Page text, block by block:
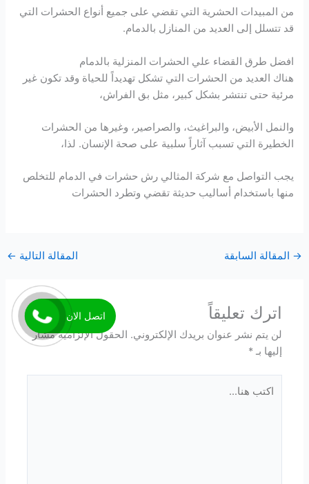
من المبيدات الحشرية التي تقضي على جميع أنواع الحشرات التي
قد تتسلل إلى العديد من المنازل بالدمام.
افضل طرق القضاء علي الحشرات المنزلية بالدمام
هناك العديد من الحشرات التي تشكل تهديداً للحياة وقد تكون غير
مرئية حتى تنتشر بشكل كبير، مثل بق الفراش،
والنمل الأبيض، والبراغيث، والصراصير، وغيرها من الحشرات
الخطيرة التي تسبب آثاراً سلبية على صحة الإنسان. لذا،
يجب التواصل مع شركة المثالي رش حشرات في الدمام للتخلص
منها باستخدام أساليب حديثة تقضي وتطرد الحشرات
→ المقالة السابقة المقالة التالية ←
اترك تعليقاً
لن يتم نشر عنوان بريدك الإلكتروني.
الحقول الإلزامية مشار
إليها بـ*
اتصل الان